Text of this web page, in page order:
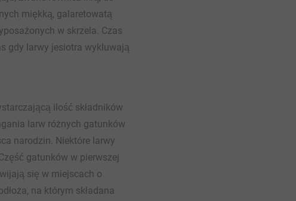
miękką, galaretowatą
w skrzela. Czas
gdy larwy jesiotra wykluwają
ilość składników
larw różnych gatunków
narodzin. Niektóre larwy
gatunków w pierwszej
się w miejscach o
na którym składana